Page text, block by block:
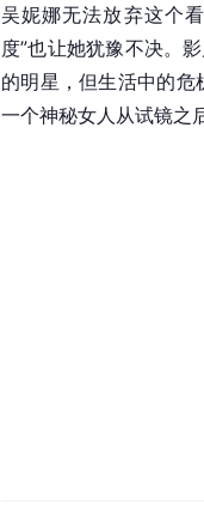
吴妮娜无法放弃这个
度”也让她犹豫不决。
的明星，但生活中的
一个神秘女人从试镜之